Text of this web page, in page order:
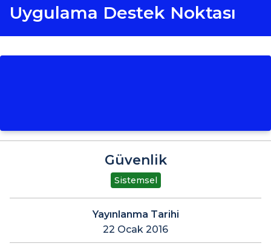
Uygulama Destek Noktası
Güvenlik
Sistemsel
Yayınlanma Tarihi
22 Ocak 2016